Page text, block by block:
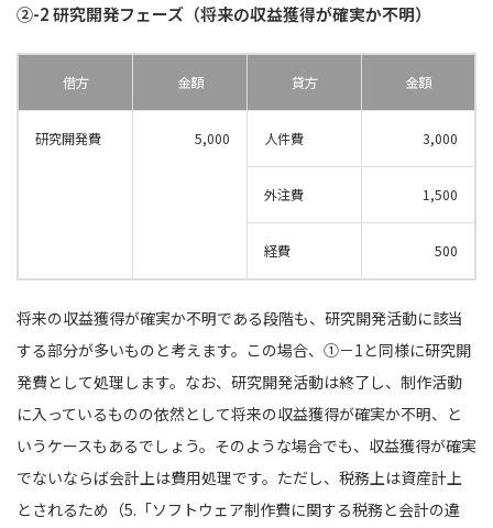
②-2 研究開発フェーズ（将来の収益獲得が確実か不明）
借方 金額 貸方 金額
研究開発費 5,000 人件費 3,000
外注費 1,500
経費 500
将来の収益獲得が確実か不明である段階も、研究開発活動に該当
する部分が多いものと考えます。この場合、①－1と同様に研究開
発費として処理します。なお、研究開発活動は終了し、制作活動
に入っているものの依然として将来の収益獲得が確実か不明、と
いうケースもあるでしょう。そのような場合でも、収益獲得が確実
でないならば会計上は費用処理です。ただし、税務上は資産計上
とされるため（5.「ソフトウェア制作費に関する税務と会計の違